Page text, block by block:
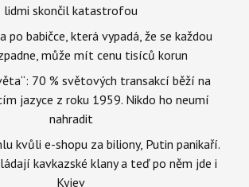
lidmi skončil katastrofou
po babičce, která vypadá, že se každou
může mít cenu tisíců korun
70 % světových transakcí běží na
jazyce z roku 1959. Nikdo ho neumí
nahradit
kvůli e-shopu za biliony, Putin panikaří.
kavkazské klany a teď po něm jde i
Kyjev